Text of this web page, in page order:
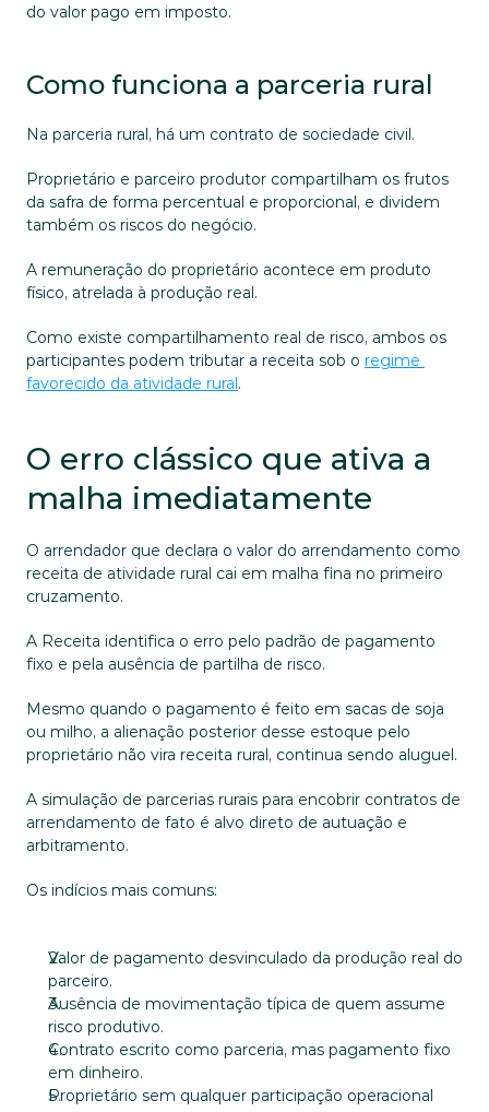
do valor pago em imposto.
Como funciona a parceria rural
Na parceria rural, há um contrato de sociedade civil.
Proprietário e parceiro produtor compartilham os frutos
da safra de forma percentual e proporcional, e dividem
também os riscos do negócio.
A remuneração do proprietário acontece em produto
físico, atrelada à produção real.
Como existe compartilhamento real de risco, ambos os
participantes podem tributar a receita sob o regime
favorecido da atividade rural.
O erro clássico que ativa a
malha imediatamente
O arrendador que declara o valor do arrendamento como
receita de atividade rural cai em malha fina no primeiro
cruzamento.
A Receita identifica o erro pelo padrão de pagamento
fixo e pela ausência de partilha de risco.
Mesmo quando o pagamento é feito em sacas de soja
ou milho, a alienação posterior desse estoque pelo
proprietário não vira receita rural, continua sendo aluguel.
A simulação de parcerias rurais para encobrir contratos de
arrendamento de fato é alvo direto de autuação e
arbitramento.
Os indícios mais comuns:
Valor de pagamento desvinculado da produção real do
parceiro.
Ausência de movimentação típica de quem assume
risco produtivo.
Contrato escrito como parceria, mas pagamento fixo
em dinheiro.
Proprietário sem qualquer participação operacional